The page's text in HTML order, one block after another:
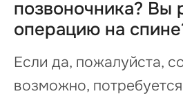
позвоночника? Вы
операцию на
Если да, пожалуйста,
возможно,